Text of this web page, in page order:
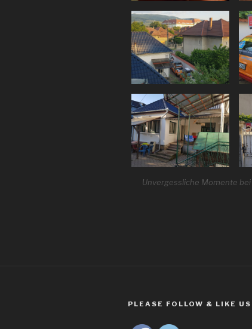
Unvergessliche Momente
PLEASE FOLLOW & LIKE US